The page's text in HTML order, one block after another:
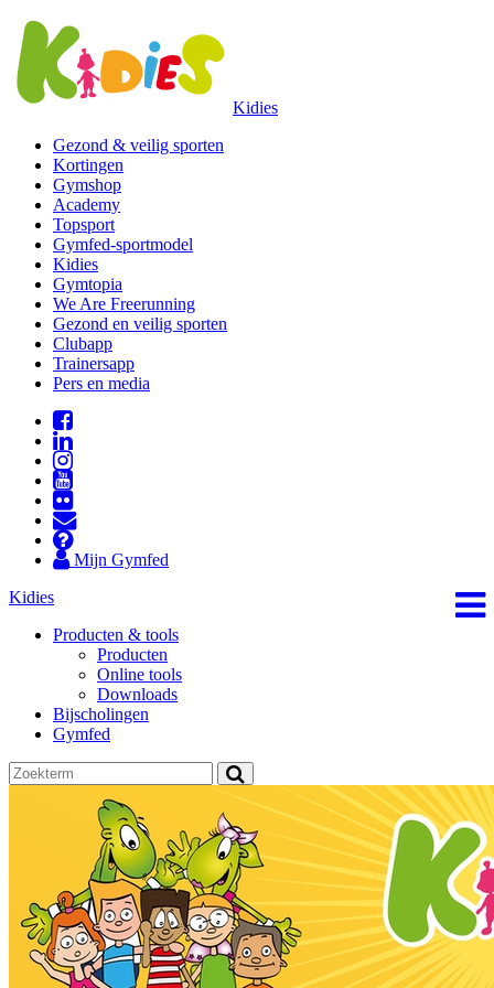
Kidies
Gezond & veilig sporten
Kortingen
Gymshop
Academy
Topsport
Gymfed-sportmodel
Kidies
Gymtopia
We Are Freerunning
Gezond en veilig sporten
Clubapp
Trainersapp
Pers en media
Mijn Gymfed
Kidies
Producten & tools
Producten
Online tools
Downloads
Bijscholingen
Gymfed